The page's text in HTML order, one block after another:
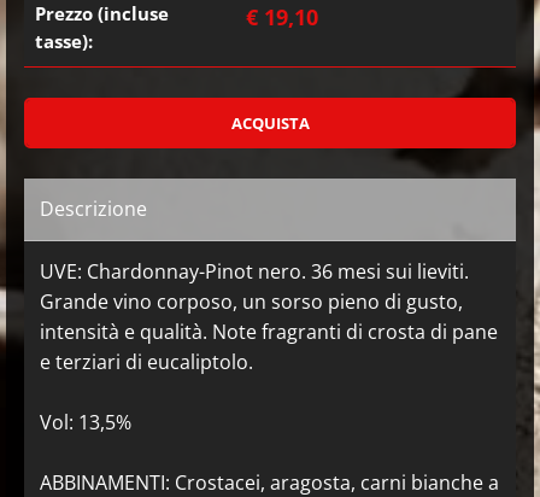
Prezzo (incluse
tasse):
€ 19,10
Descrizione
UVE: Chardonnay-Pinot nero. 36 mesi sui lieviti.
Grande vino corposo, un sorso pieno di gusto,
intensità e qualità. Note fragranti di crosta di pane
e terziari di eucaliptolo.
Vol: 13,5%
ABBINAMENTI: Crostacei, aragosta, carni bianche a